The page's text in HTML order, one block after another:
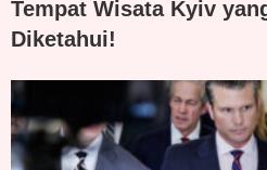
Tempat Wisata Kyiv
Diketahui!